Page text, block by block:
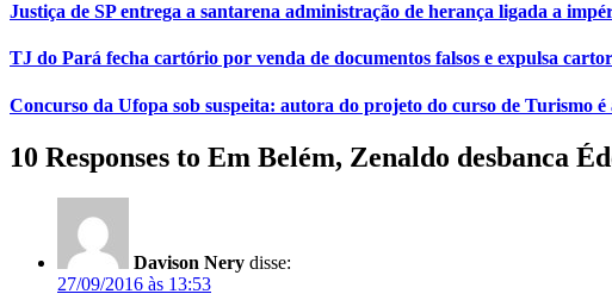
Justiça de SP entrega a santarena administração de herança ligada a
TJ do Pará fecha cartório por venda de documentos falsos e expulsa
Concurso da Ufopa sob suspeita: autora do projeto do curso de Turismo é
10 Responses to Em Belém, Zenaldo desbanca
Davison Nery disse:
27/09/2016 às 13:53